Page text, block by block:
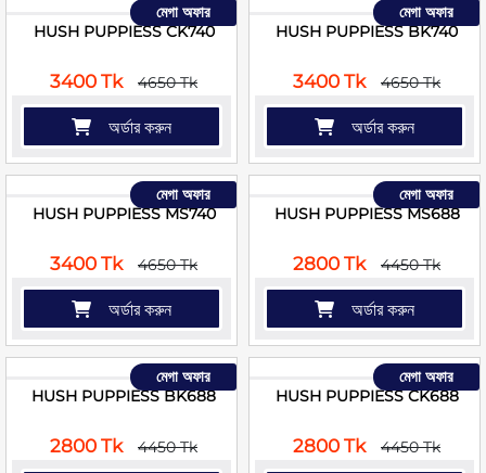
মেগা অফার
HUSH PUPPIESS CK740
3400 Tk 4650 Tk
অর্ডার করুন
মেগা অফার
HUSH PUPPIESS BK740
3400 Tk 4650 Tk
অর্ডার করুন
মেগা অফার
HUSH PUPPIESS MS740
3400 Tk 4650 Tk
অর্ডার করুন
মেগা অফার
HUSH PUPPIESS MS688
2800 Tk 4450 Tk
অর্ডার করুন
মেগা অফার
HUSH PUPPIESS BK688
2800 Tk 4450 Tk
মেগা অফার
HUSH PUPPIESS CK688
2800 Tk 4450 Tk